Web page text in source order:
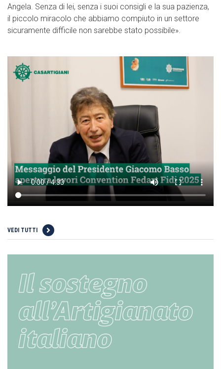
Angela. Senza di lei, senza i suoi consigli e la sua pazienza,
il piccolo miracolo che abbiamo compiuto in un settore
sicuramente difficile non sarebbe stato possibile».
VEDI TUTTI